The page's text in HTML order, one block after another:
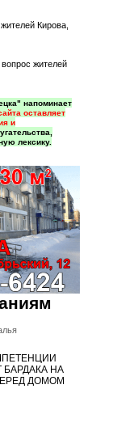
жителей Кирова,
вопрос жителей
напоминает
оставляет
и
лексику.
НА
ДОМОМ